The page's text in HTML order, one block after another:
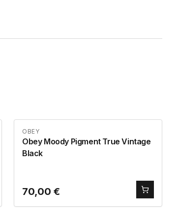
OBEY
Obey Moody Pigment True Vintage
Black
70,00 €